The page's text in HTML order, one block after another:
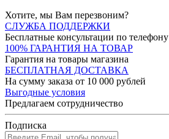
Хотите, мы Вам перезвоним?
СЛУЖБА ПОДДЕРЖКИ
Бесплатные консультации по телефону
100% ГАРАНТИЯ НА ТОВАР
Гарантия на товары магазина
БЕСПЛАТНАЯ ДОСТАВКА
На сумму заказа от 10 000 рублей
Выгодные условия
Предлагаем сотрудничество
Подписка